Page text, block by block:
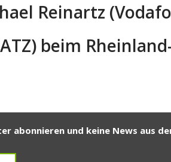
Reinartz
beim
abonnieren und keine News aus